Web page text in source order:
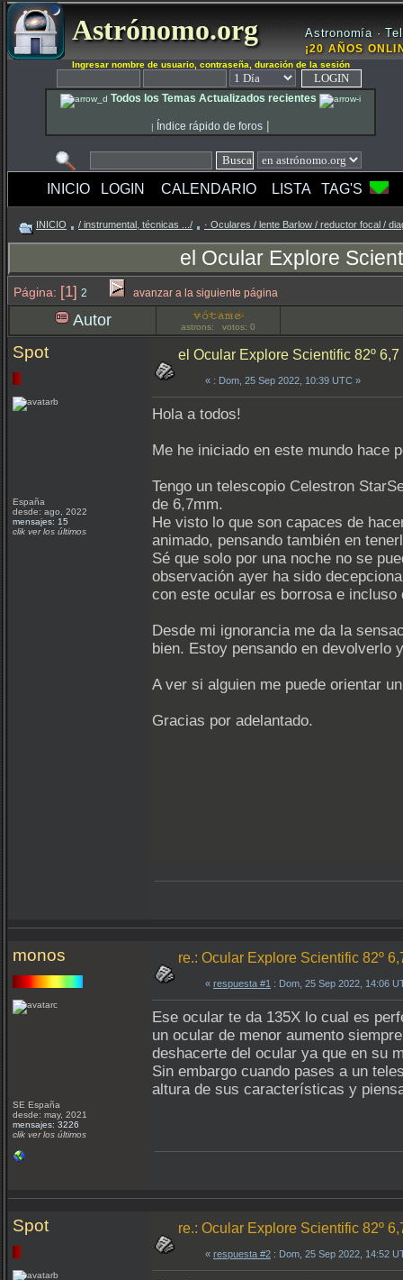
Astrónomo.org Astronomía ·
¡20 AÑOS
Ingresar nombre de usuario, contraseña, duración de la sesión
Todos los Temas Actualizados recientes
| Índice rápido de foros |
INICIO LOGIN CALENDARIO LISTA TAG'S
INICIO / instrumental, técnicas .../ · Oculares / lente Barlow / reductor focal /
el Ocular Explore
Página: [1] 2 avanzar a la siguiente página
Autor astrons: votos: 0
Spot
España
desde: ago, 2022
mensajes: 15
clik ver los últimos
el Ocular Explore Scientific 82º
« : Dom, 25 Sep 2022, 10:39 UTC »
Hola a todos!
Me he iniciado en este mundo hace
Tengo un telescopio Celestron
de 6,7mm.
He visto lo que son capaces de
animado, pensando también en
Sé que solo por una noche no se
observación ayer ha sido
con este ocular es borrosa e
Desde mi ignorancia me da la
bien. Estoy pensando en
A ver si alguien me puede orientar
Gracias por adelantado.
monos
SE España
desde: may, 2021
mensajes: 3226
clik ver los últimos
re.: Ocular Explore Scientific 82º
« respuesta #1 : Dom, 25 Sep 2022, 14:06
Ese ocular te da 135X lo cual es
un ocular de menor aumento
deshacerte del ocular ya que en su
Sin embargo cuando pases a un
altura de sus características y
Spot re.: Ocular Explore Scientific 82º
« respuesta #2 : Dom, 25 Sep 2022, 14:52